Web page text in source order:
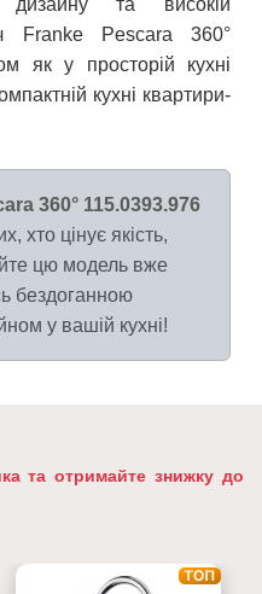
Franke Pescara 360°
як у просторій кухні
кухні квартири-
360° 115.0393.976
хто цінує якість,
цю модель вже
бездоганною
у вашій кухні!
та отримайте знижку до